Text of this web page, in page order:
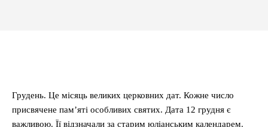
Грудень. Це місяць великих церковних дат. Кожне число
присвячене пам’яті особливих святих. Дата 12 грудня є
важливою. Її відзначали за старим юліанським календарем.